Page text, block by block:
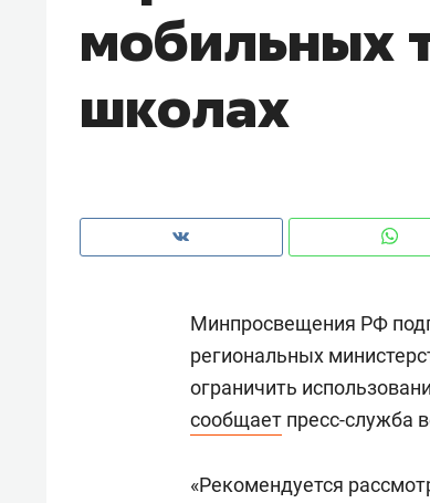
мобильных
школах
Минпросвещения РФ
региональных
ограничить
сообщает пресс-служба
«Рекомендуется
чем интересен Оман?
Как ГК «МИР ГРУПП» и ВТБ
комфорта под Казанью